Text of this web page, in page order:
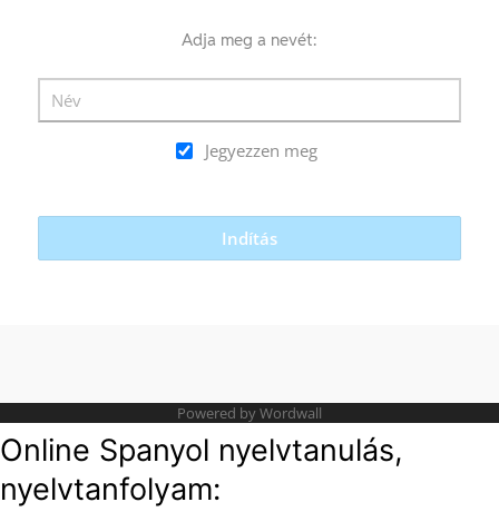
Online Spanyol nyelvtanulás,
nyelvtanfolyam: